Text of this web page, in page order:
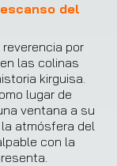
del
por
las colinas
kirguisa.
lugar de
ventana a su
atmósfera del
con la